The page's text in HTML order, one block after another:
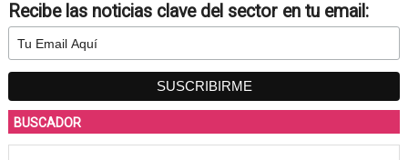
Recibe las noticias clave del sector en tu email:
BUSCADOR